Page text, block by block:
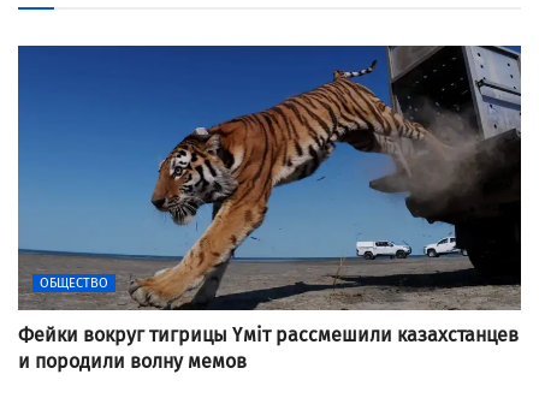
ОБЩЕСТВО
Фейки вокруг тигрицы Үміт рассмешили казахстанцев
и породили волну мемов